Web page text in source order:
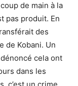
de main à la
pas produit. En
des
de Kobani. Un
cela ont
dans les